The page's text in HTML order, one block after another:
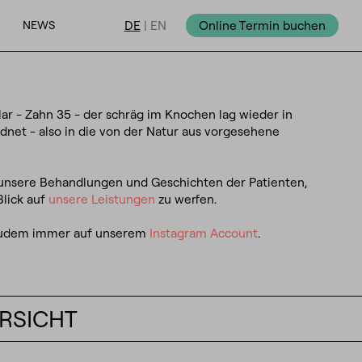
NEWS DE | EN Online Termin buchen
- Zahn 35 - der schräg im Knochen lag wieder in
- also in die von der Natur aus vorgesehene
Behandlungen und Geschichten der Patienten,
auf unsere Leistungen zu werfen.
immer auf unserem Instagram Account.